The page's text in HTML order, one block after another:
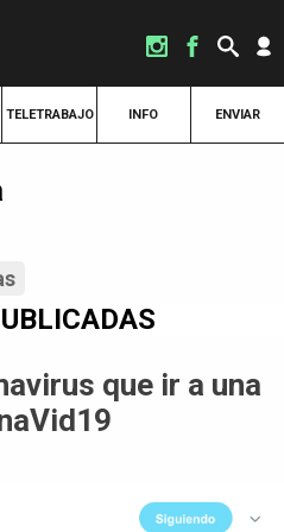
TELETRABAJO INFO ENVIAR
que ir a una